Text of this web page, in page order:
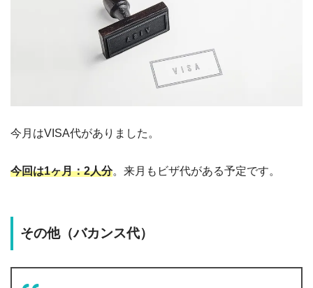
今月はVISA代がありました。
今回は1ヶ月：2人分。来月もビザ代がある予定です。
その他（バカンス代）